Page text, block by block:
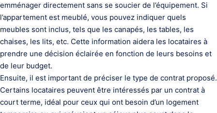
emménager directement sans se soucier de l’équipement. Si
l’appartement est meublé, vous pouvez indiquer quels
meubles sont inclus, tels que les canapés, les tables, les
chaises, les lits, etc. Cette information aidera les locataires à
prendre une décision éclairée en fonction de leurs besoins et
de leur budget.
Ensuite, il est important de préciser le type de contrat proposé.
Certains locataires peuvent être intéressés par un contrat à
court terme, idéal pour ceux qui ont besoin d’un logement